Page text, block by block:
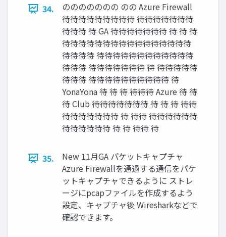
34.
ののののののの のの Azure Firewall
待待待待待待待待待 待待待待待待待
待待待 待 GA 待待待待待待待 待 待 待
待待待待待待待待待待待待待待待待
待待待待 待待待待待待待待待待待待
待待待 待待待待待待待 待 待待待待待
待待待 待待待待待待待待待待 待
YonaYona 待 待 待 待待待 Azure 待 待
待 Club 待待待待待待待 待 待 待 待待
待待待待待待待 待 待待 待待待待待待
待待待待待待 待 待 待待 待
35.
New 11月GA パケットキャプチャ
Azure Firewallを通過する通信をパケ
ットキャプチャできるように ストレ
ージにpcapファイルを作成するよう
設定、キャプチャ後 Wiresharkなどで
確認できます。